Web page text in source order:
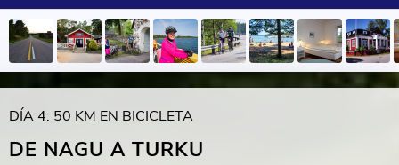
DÍA 4: 50 KM EN BICICLETA
DE NAGU A TURKU